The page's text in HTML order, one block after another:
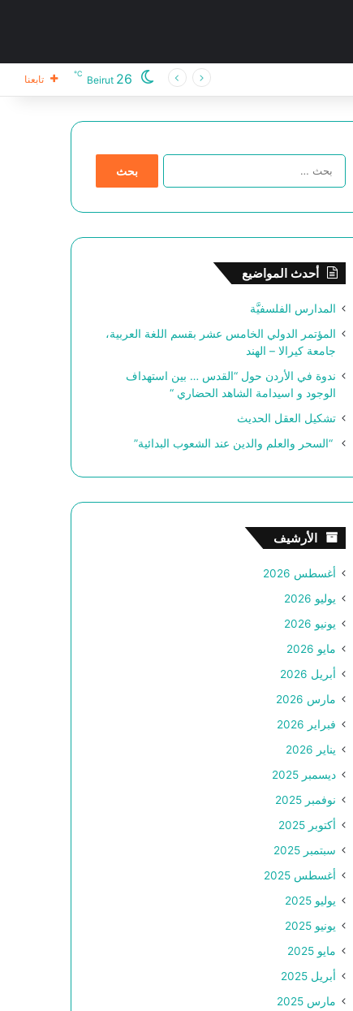
Beirut 26
℃ تابعنا
ا
ح
أحدث المواضيع
المدارس الفلسفيَّة
المؤتمر الدولي الخامس عشر بقسم اللغة العربية،
جامعة كيرالا – الهند
ندوة في الأردن حول “القدس … بين استهداف
الوجود و اسيدامة الشاهد الحضاري “
تشكيل العقل الحديث
“السحر والعلم والدين عند الشعوب البدائية”
الأرشيف
أغسطس 2026
يوليو 2026
يونيو 2026
مايو 2026
أبريل 2026
مارس 2026
فبراير 2026
يناير 2026
ديسمبر 2025
نوفمبر 2025
أكتوبر 2025
سبتمبر 2025
أغسطس 2025
يوليو 2025
يونيو 2025
مايو 2025
أبريل 2025
مارس 2025